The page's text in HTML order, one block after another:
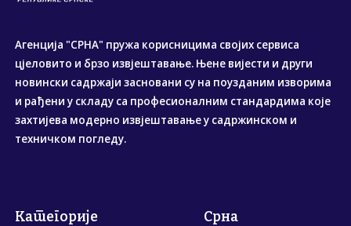
Агенција "СРНА" пружа корисницима својих сервиса
цјеловито и брзо извјештавање. Њене вијести и други
новински садржаји засновани су на поузданим изворима
и рађени у складу са професионалним стандардима које
захтијева модерно извјештавање у садржинском и
техничком погледу.
Категорије Срна